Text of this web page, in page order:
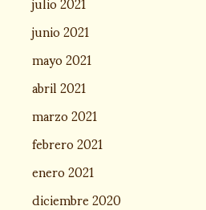
junio 2021
mayo 2021
abril 2021
marzo 2021
febrero 2021
enero 2021
diciembre 2020